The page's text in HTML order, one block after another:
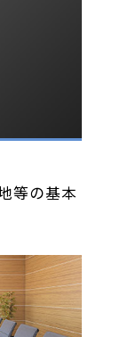
等の基本